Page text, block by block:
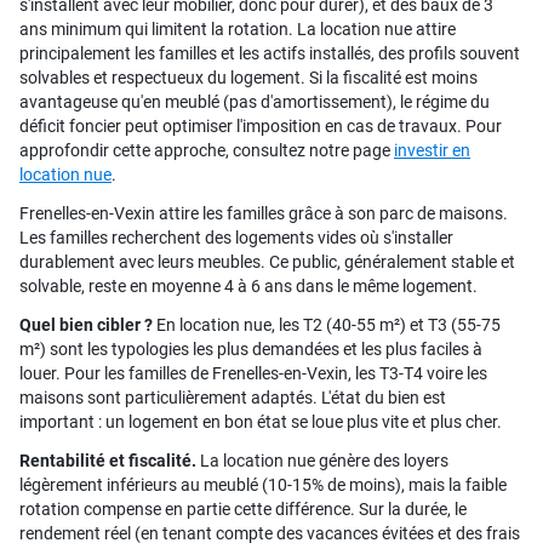
s'installent avec leur mobilier, donc pour durer), et des baux de 3
ans minimum qui limitent la rotation. La location nue attire
principalement les familles et les actifs installés, des profils souvent
solvables et respectueux du logement. Si la fiscalité est moins
avantageuse qu'en meublé (pas d'amortissement), le régime du
déficit foncier peut optimiser l'imposition en cas de travaux. Pour
approfondir cette approche, consultez notre page investir en
location nue.
Frenelles-en-Vexin attire les familles grâce à son parc de maisons.
Les familles recherchent des logements vides où s'installer
durablement avec leurs meubles. Ce public, généralement stable et
solvable, reste en moyenne 4 à 6 ans dans le même logement.
Quel bien cibler ? En location nue, les T2 (40-55 m²) et T3 (55-75
m²) sont les typologies les plus demandées et les plus faciles à
louer. Pour les familles de Frenelles-en-Vexin, les T3-T4 voire les
maisons sont particulièrement adaptés. L'état du bien est
important : un logement en bon état se loue plus vite et plus cher.
Rentabilité et fiscalité. La location nue génère des loyers
légèrement inférieurs au meublé (10-15% de moins), mais la faible
rotation compense en partie cette différence. Sur la durée, le
rendement réel (en tenant compte des vacances évitées et des frais